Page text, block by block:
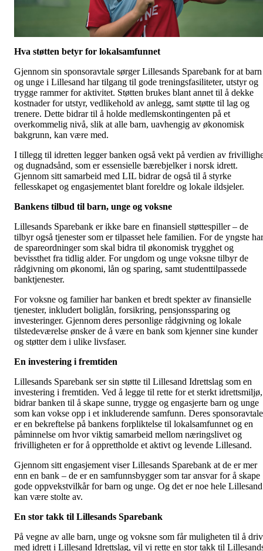
Hva støtten betyr for lokalsamfunnet
Gjennom sin sponsoravtale sørger Lillesands Sparebank for at barn
og unge i Lillesand har tilgang til gode treningsfasiliteter, utstyr og
trygge rammer for aktivitet. Støtten brukes blant annet til å dekke
kostnader for utstyr, vedlikehold av anlegg, samt støtte til lag og
trenere. Dette bidrar til å holde medlemskontingenten på et
overkommelig nivå, slik at alle barn, uavhengig av økonomisk
bakgrunn, kan være med.
I tillegg til idretten legger banken også vekt på verdien av
og dugnadsånd, som er essensielle bærebjelker i norsk idrett.
Gjennom sitt samarbeid med LIL bidrar de også til å styrke
fellesskapet og engasjementet blant foreldre og lokale ildsjeler.
Bankens tilbud til barn, unge og voksne
Lillesands Sparebank er ikke bare en finansiell støttespiller – de
tilbyr også tjenester som er tilpasset hele familien. For de yngste har
de spareordninger som skal bidra til økonomisk trygghet og
bevissthet fra tidlig alder. For ungdom og unge voksne tilbyr de
rådgivning om økonomi, lån og sparing, samt studenttilpassede
banktjenester.
For voksne og familier har banken et bredt spekter av finansielle
tjenester, inkludert boliglån, forsikring, pensjonssparing og
investeringer. Gjennom deres personlige rådgivning og lokale
tilstedeværelse ønsker de å være en bank som kjenner sine kunder
og støtter dem i ulike livsfaser.
En investering i fremtiden
Lillesands Sparebank ser sin støtte til Lillesand Idrettslag som en
investering i fremtiden. Ved å legge til rette for et sterkt idrettsmiljø,
bidrar banken til å skape sunne, trygge og engasjerte barn og unge
som kan vokse opp i et inkluderende samfunn. Deres sponsoravtale
er en bekreftelse på bankens forpliktelse til lokalsamfunnet og en
påminnelse om hvor viktig samarbeid mellom næringslivet og
frivilligheten er for å opprettholde et aktivt og levende Lillesand.
Gjennom sitt engasjement viser Lillesands Sparebank at de er mer
enn en bank – de er en samfunnsbygger som tar ansvar for å skape
gode oppvekstvilkår for barn og unge. Og det er noe hele Lillesand
kan være stolte av.
En stor takk til Lillesands Sparebank
På vegne av alle barn, unge og voksne som får muligheten til å
med idrett i Lillesand Idrettslag, vil vi rette en stor takk til